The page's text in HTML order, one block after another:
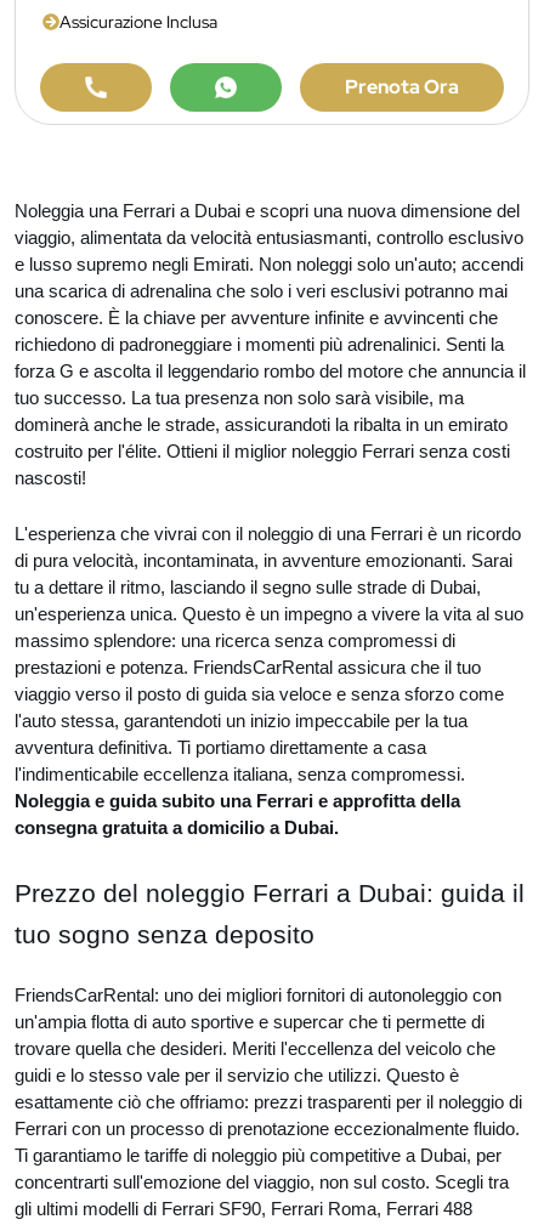
Assicurazione Inclusa
Prenota Ora
Noleggia una Ferrari a Dubai e scopri una nuova dimensione del
viaggio, alimentata da velocità entusiasmanti, controllo esclusivo
e lusso supremo negli Emirati. Non noleggi solo un'auto; accendi
una scarica di adrenalina che solo i veri esclusivi potranno mai
conoscere. È la chiave per avventure infinite e avvincenti che
richiedono di padroneggiare i momenti più adrenalinici. Senti la
forza G e ascolta il leggendario rombo del motore che annuncia il
tuo successo. La tua presenza non solo sarà visibile, ma
dominerà anche le strade, assicurandoti la ribalta in un emirato
costruito per l'élite. Ottieni il miglior noleggio Ferrari senza costi
nascosti!
L'esperienza che vivrai con il noleggio di una Ferrari è un ricordo
di pura velocità, incontaminata, in avventure emozionanti. Sarai
tu a dettare il ritmo, lasciando il segno sulle strade di Dubai,
un'esperienza unica. Questo è un impegno a vivere la vita al suo
massimo splendore: una ricerca senza compromessi di
prestazioni e potenza. FriendsCarRental assicura che il tuo
viaggio verso il posto di guida sia veloce e senza sforzo come
l'auto stessa, garantendoti un inizio impeccabile per la tua
avventura definitiva. Ti portiamo direttamente a casa
l'indimenticabile eccellenza italiana, senza compromessi.
Noleggia e guida subito una Ferrari e approfitta della
consegna gratuita a domicilio a Dubai.
Prezzo del noleggio Ferrari a Dubai: guida il
tuo sogno senza deposito
FriendsCarRental: uno dei migliori fornitori di autonoleggio con
un'ampia flotta di auto sportive e supercar che ti permette di
trovare quella che desideri. Meriti l'eccellenza del veicolo che
guidi e lo stesso vale per il servizio che utilizzi. Questo è
esattamente ciò che offriamo: prezzi trasparenti per il noleggio di
Ferrari con un processo di prenotazione eccezionalmente fluido.
Ti garantiamo le tariffe di noleggio più competitive a Dubai, per
concentrarti sull'emozione del viaggio, non sul costo. Scegli tra
gli ultimi modelli di Ferrari SF90, Ferrari Roma, Ferrari 488